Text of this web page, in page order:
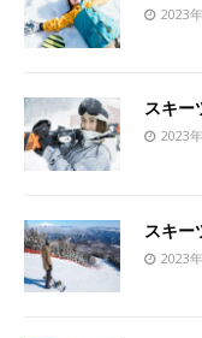
2023
スキー
2023
スキー
2023